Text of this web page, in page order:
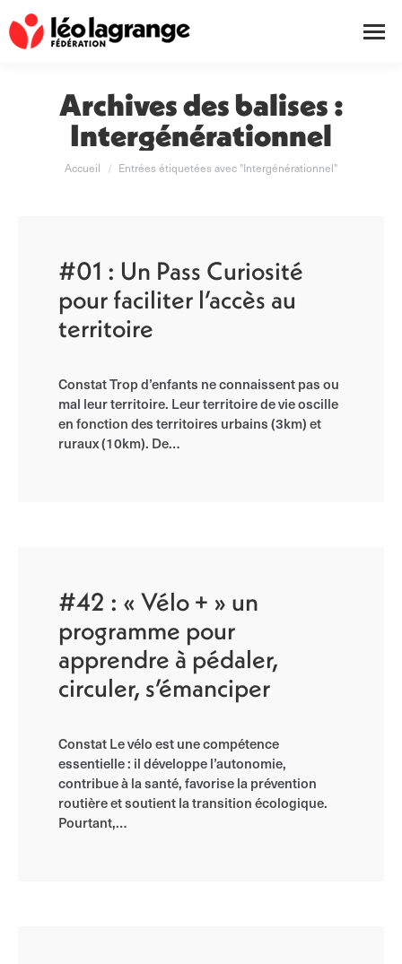
Archives des balises :
Intergénérationnel
Vous êtes ici :
Accueil Entrées étiquetées avec "Intergénérationnel"
#01 : Un Pass Curiosité
pour faciliter l’accès au
territoire
Constat Trop d’enfants ne connaissent pas ou
mal leur territoire. Leur territoire de vie oscille
en fonction des territoires urbains (3km) et
ruraux (10km). De…
#42 : « Vélo + » un
programme pour
apprendre à pédaler,
circuler, s’émanciper
Constat Le vélo est une compétence
essentielle : il développe l’autonomie,
contribue à la santé, favorise la prévention
routière et soutient la transition écologique.
Pourtant,…